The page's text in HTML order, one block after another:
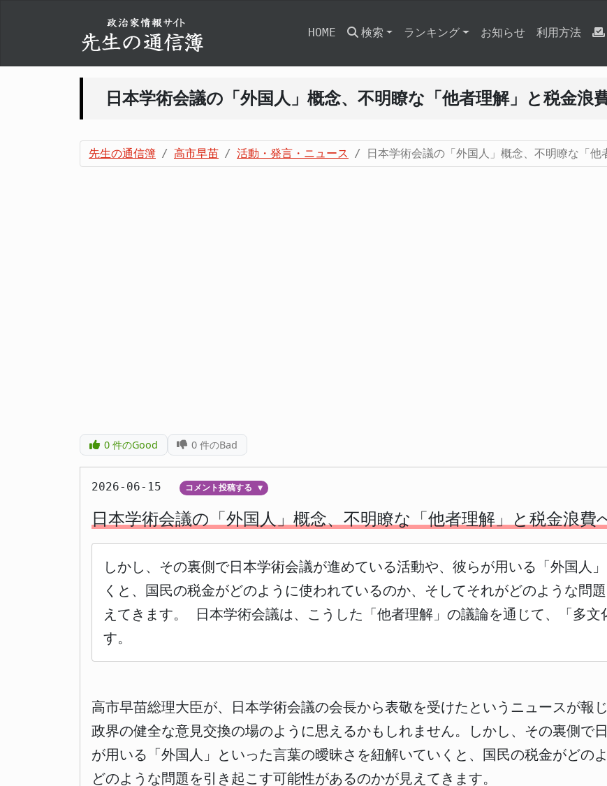
HOME 検索 ランキング お知らせ 利用方法
日本学術会議の「外国人」概念、不明瞭な「他者理解」と税金浪
先生の通信簿 高市早苗 活動・発言・ニュース 日本学術会議の「外国人」概念、不明瞭な「
0件のGood 0 件のBad
2026-06-15 コメント投稿する ▼
日本学術会議の「外国人」概念、不明瞭な「他者理解」と税金浪費
しかし、その裏側で日本学術会議が進めている活動や、彼らが用いる「外国人
くと、国民の税金がどのように使われているのか、そしてそれがどのような問
えてきます。 日本学術会議は、こうした「他者理解」の議論を通じて、「多文
す。
高市早苗総理大臣が、日本学術会議の会長から表敬を受けたというニュースが報
政界の健全な意見交換の場のように思えるかもしれません。しかし、その裏側で
が用いる「外国人」といった言葉の曖昧さを紐解いていくと、国民の税金がどの
どのような問題を引き起こす可能性があるのかが見えてきます。